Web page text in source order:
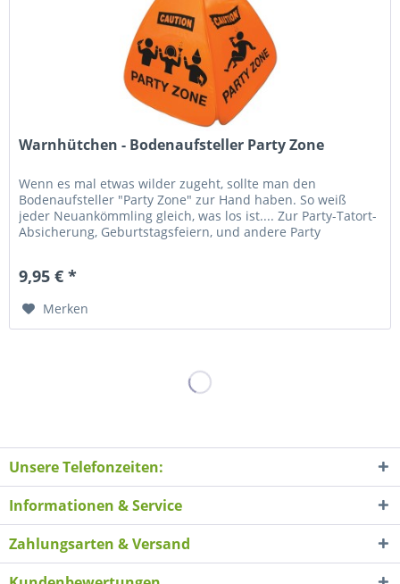
Warnhütchen - Bodenaufsteller Party Zone
Wenn es mal etwas wilder zugeht, sollte man den
Bodenaufsteller "Party Zone" zur Hand haben. So weiß
jeder Neuankömmling gleich, was los ist.... Zur Party-Tatort-
Absicherung, Geburtstagsfeiern, und andere Party
9,95 € *
Merken
Unsere Telefonzeiten:
Informationen & Service
Zahlungsarten & Versand